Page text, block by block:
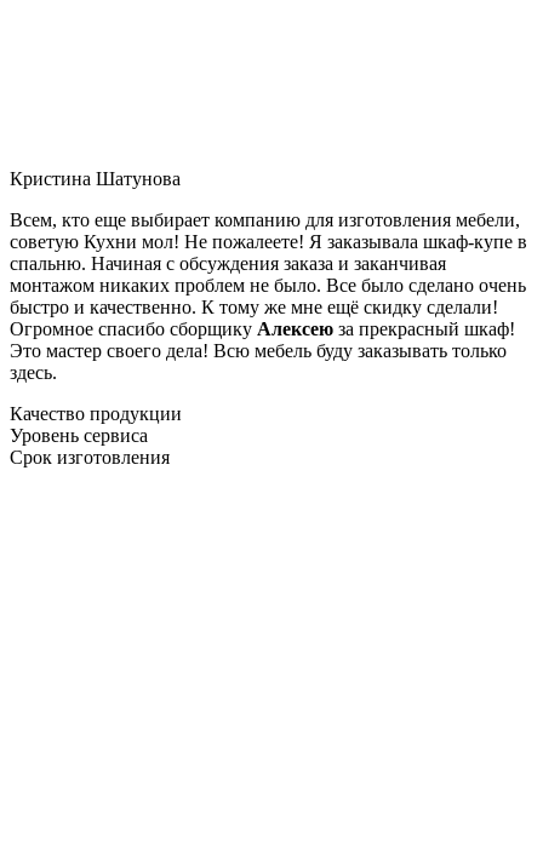
Кристина Шатунова
Всем, кто еще выбирает компанию для изготовления мебели,
советую Кухни мол! Не пожалеете! Я заказывала шкаф-купе в
спальню. Начиная с обсуждения заказа и заканчивая
монтажом никаких проблем не было. Все было сделано очень
быстро и качественно. К тому же мне ещё скидку сделали!
Огромное спасибо сборщику Алексею за прекрасный шкаф!
Это мастер своего дела! Всю мебель буду заказывать только
здесь.
Качество продукции
Уровень сервиса
Срок изготовления